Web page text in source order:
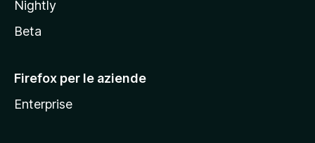
z
i
a
Nightly
Beta
Firefox per le aziende
Enterprise